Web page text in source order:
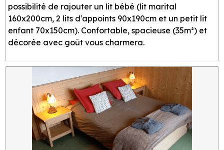
possibilité de rajouter un lit bébé (lit marital
160x200cm, 2 lits d'appoints 90x190cm et un petit lit
enfant 70x150cm). Confortable, spacieuse (35m²) et
décorée avec goût vous charmera.